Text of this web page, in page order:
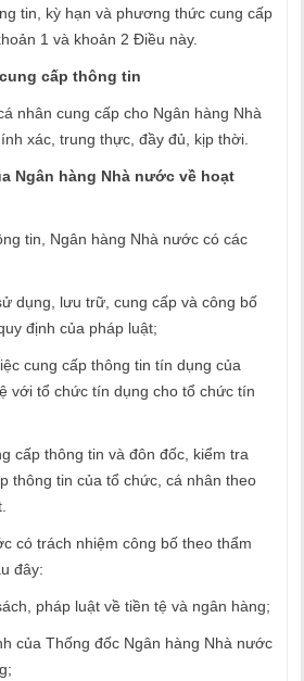
tin, kỳ hạn và phương thức cung cấp
1 và khoản 2 Điều này.
cấp thông tin
nhân cung cấp cho Ngân hàng Nhà
xác, trung thực, đầy đủ, kịp thời.
Ngân hàng Nhà nước về hoạt
tin, Ngân hàng Nhà nước có các
dụng, lưu trữ, cung cấp và công bố
định của pháp luật;
cung cấp thông tin tín dụng của
với tổ chức tín dụng cho tổ chức tín
cấp thông tin và đôn đốc, kiểm tra
thông tin của tổ chức, cá nhân theo
có trách nhiệm công bố theo thẩm
đây:
pháp luật về tiền tệ và ngân hàng;
của Thống đốc Ngân hàng Nhà nước